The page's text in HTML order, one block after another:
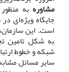
مشاوره به
جایگاه ویژه‌ای
است. این
به شکل تامین
شبکه و خطوط
سایر مسائل